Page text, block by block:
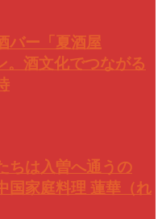
バー「夏酒屋
。酒文化でつながる
ちは入曽へ通うの
国家庭料理 蓮華（れ